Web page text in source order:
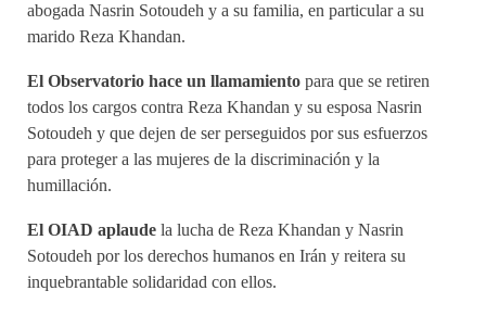
abogada Nasrin Sotoudeh y a su familia, en particular a su
marido Reza Khandan.
El Observatorio hace un llamamiento para que se retiren
todos los cargos contra Reza Khandan y su esposa Nasrin
Sotoudeh y que dejen de ser perseguidos por sus esfuerzos
para proteger a las mujeres de la discriminación y la
humillación.
El OIAD aplaude la lucha de Reza Khandan y Nasrin
Sotoudeh por los derechos humanos en Irán y reitera su
inquebrantable solidaridad con ellos.